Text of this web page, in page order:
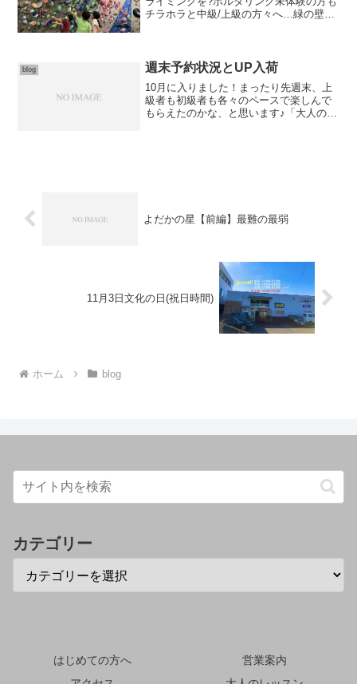
チラホラと中級/上級の方々へ…緑の壁チ
n...
blog 週末予約状況とUP入荷
10月に入りました！まったり先週末、上
級者も初級者も各々のペースで楽しんで
もらえたのかな、と思います♪「大人のボ
よだかの星【前編】最難の最弱
11月3日文化の日(祝日時間)
ホーム blog
カテゴリー
はじめての方へ
営業案内